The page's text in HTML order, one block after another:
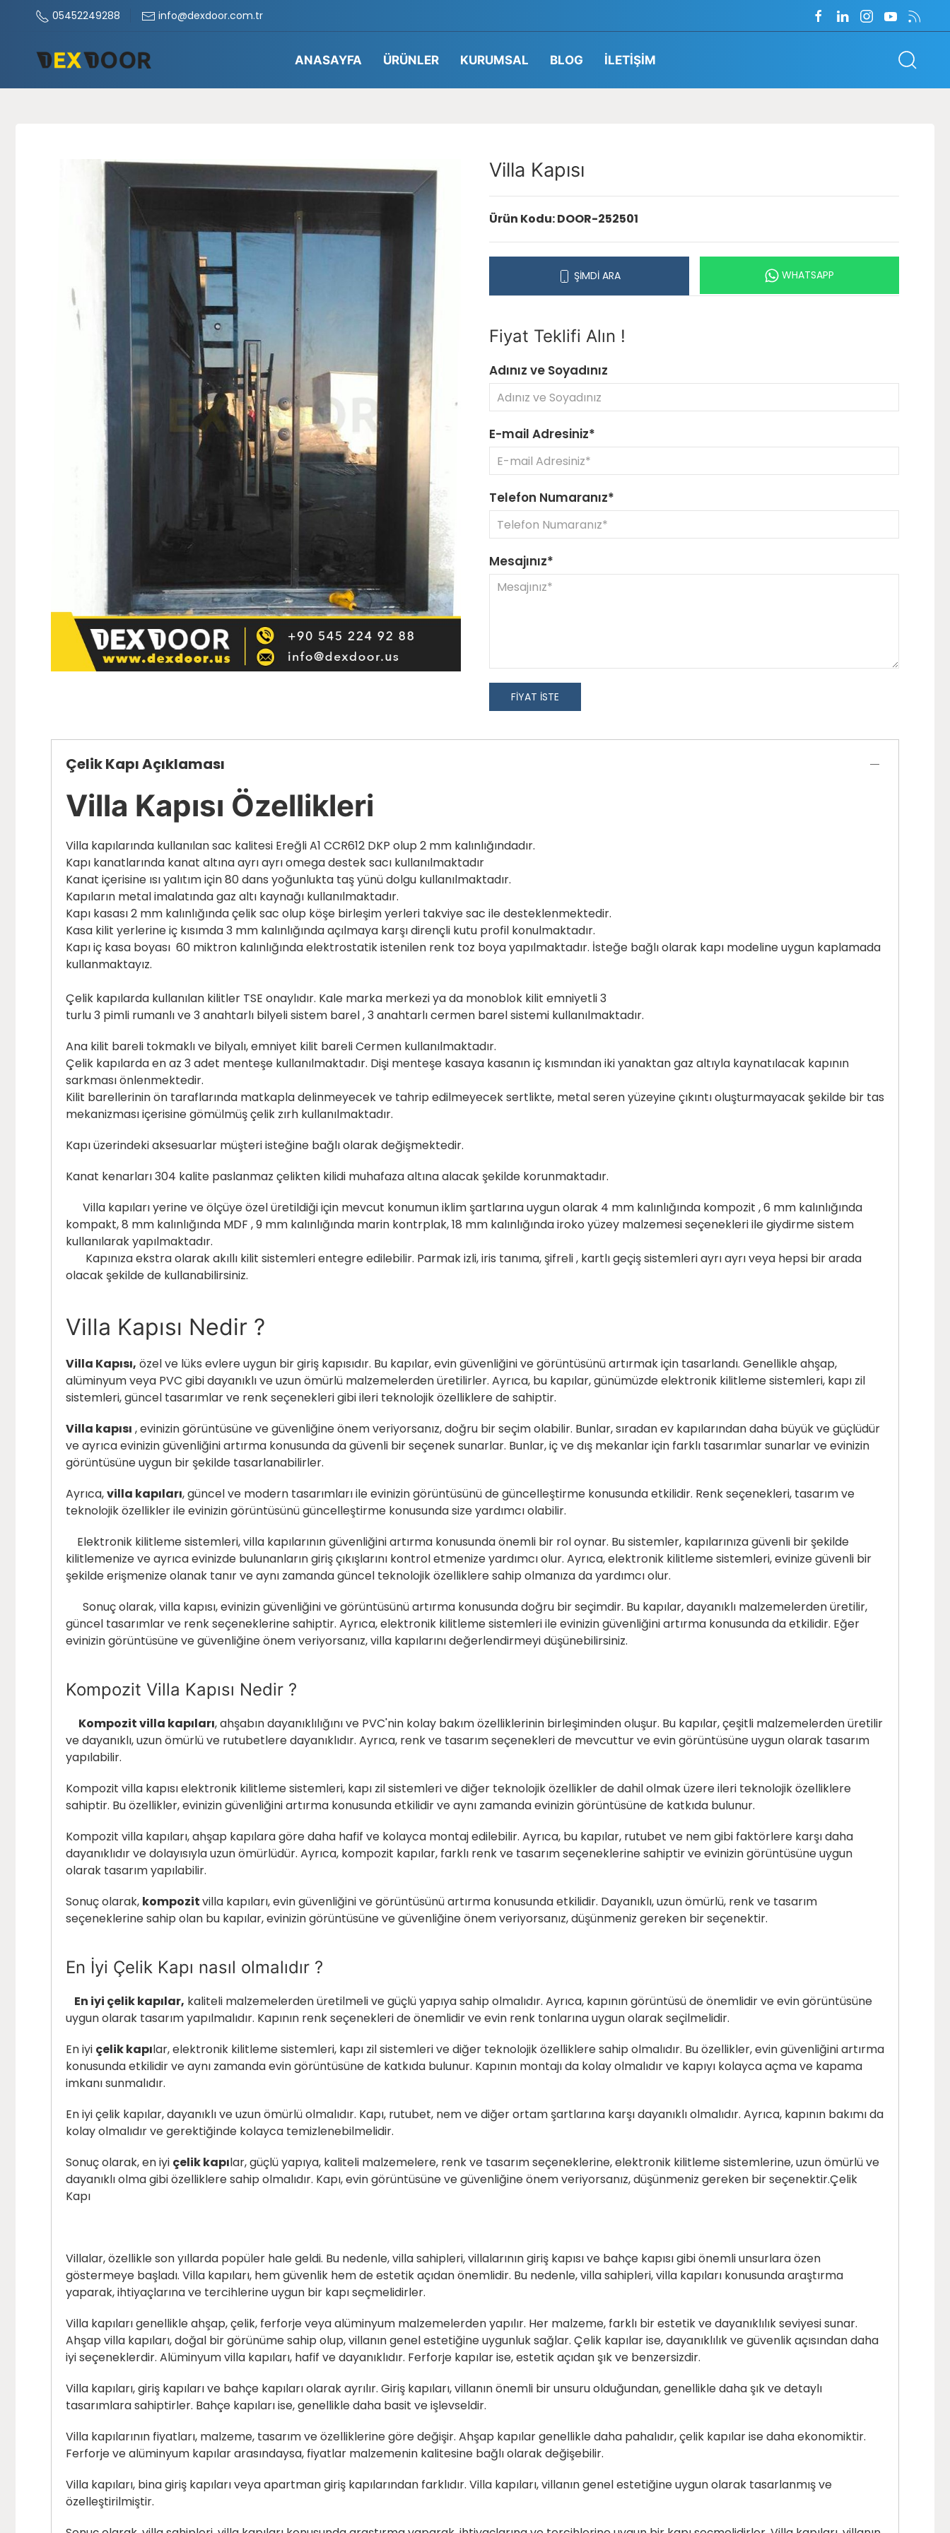
05452249288 info@dexdoor.com.tr
ANASAYFA ÜRÜNLER KURUMSAL BLOG İLETİŞİM
Villa Kapısı
Ürün Kodu: DOOR-252501
ŞİMDİ ARA WHATSAPP
Fiyat Teklifi Alın !
Adınız ve Soyadınız
E-mail Adresiniz*
Telefon Numaranız*
Mesajınız*
FİYAT İSTE
Çelik Kapı Açıklaması
Villa Kapısı Özellikleri
Villa kapılarında kullanılan sac kalitesi Ereğli A1 CCR612 DKP olup 2 mm kalınlığındadır.
Kapı kanatlarında kanat altına ayrı ayrı omega destek sacı kullanılmaktadır
Kanat içerisine ısı yalıtım için 80 dans yoğunlukta taş yünü dolgu kullanılmaktadır.
Kapıların metal imalatında gaz altı kaynağı kullanılmaktadır.
Kapı kasası 2 mm kalınlığında çelik sac olup köşe birleşim yerleri takviye sac ile desteklenmektedir.
Kasa kilit yerlerine iç kısımda 3 mm kalınlığında açılmaya karşı dirençli kutu profil konulmaktadır.
Kapı iç kasa boyası 60 miktron kalınlığında elektrostatik istenilen renk toz boya yapılmaktadır. İsteğe bağlı olarak kapı modeline uygun kaplamada
kullanmaktayız.
Çelik kapılarda kullanılan kilitler TSE onaylıdır. Kale marka merkezi ya da monoblok kilit emniyetli 3
turlu 3 pimli rumanlı ve 3 anahtarlı bilyeli sistem barel , 3 anahtarlı cermen barel sistemi kullanılmaktadır.
Ana kilit bareli tokmaklı ve bilyalı, emniyet kilit bareli Cermen kullanılmaktadır.
Çelik kapılarda en az 3 adet menteşe kullanılmaktadır. Dişi menteşe kasaya kasanın iç kısmından iki yanaktan gaz altıyla kaynatılacak kapının
sarkması önlenmektedir.
Kilit barellerinin ön taraflarında matkapla delinmeyecek ve tahrip edilmeyecek sertlikte, metal seren yüzeyine çıkıntı oluşturmayacak şekilde bir tas
mekanizması içerisine gömülmüş çelik zırh kullanılmaktadır.
Kapı üzerindeki aksesuarlar müşteri isteğine bağlı olarak değişmektedir.
Kanat kenarları 304 kalite paslanmaz çelikten kilidi muhafaza altına alacak şekilde korunmaktadır.
Villa kapıları yerine ve ölçüye özel üretildiği için mevcut konumun iklim şartlarına uygun olarak 4 mm kalınlığında kompozit , 6 mm kalınlığında
kompakt, 8 mm kalınlığında MDF , 9 mm kalınlığında marin kontrplak, 18 mm kalınlığında iroko yüzey malzemesi seçenekleri ile giydirme sistem
kullanılarak yapılmaktadır.
Kapınıza ekstra olarak akıllı kilit sistemleri entegre edilebilir. Parmak izli, iris tanıma, şifreli , kartlı geçiş sistemleri ayrı ayrı veya hepsi bir arada
olacak şekilde de kullanabilirsiniz.
Villa Kapısı Nedir ?
Villa Kapısı, özel ve lüks evlere uygun bir giriş kapısıdır. Bu kapılar, evin güvenliğini ve görüntüsünü artırmak için tasarlandı. Genellikle ahşap,
alüminyum veya PVC gibi dayanıklı ve uzun ömürlü malzemelerden üretilirler. Ayrıca, bu kapılar, günümüzde elektronik kilitleme sistemleri, kapı zil
sistemleri, güncel tasarımlar ve renk seçenekleri gibi ileri teknolojik özelliklere de sahiptir.
Villa kapısı , evinizin görüntüsüne ve güvenliğine önem veriyorsanız, doğru bir seçim olabilir. Bunlar, sıradan ev kapılarından daha büyük ve güçlüdür
ve ayrıca evinizin güvenliğini artırma konusunda da güvenli bir seçenek sunarlar. Bunlar, iç ve dış mekanlar için farklı tasarımlar sunarlar ve evinizin
görüntüsüne uygun bir şekilde tasarlanabilirler.
Ayrıca,villa kapıları, güncel ve modern tasarımları ile evinizin görüntüsünü de güncelleştirme konusunda etkilidir. Renk seçenekleri, tasarım ve
teknolojik özellikler ile evinizin görüntüsünü güncelleştirme konusunda size yardımcı olabilir.
Elektronik kilitleme sistemleri, villa kapılarının güvenliğini artırma konusunda önemli bir rol oynar. Bu sistemler, kapılarınıza güvenli bir şekilde
kilitlemenize ve ayrıca evinizde bulunanların giriş çıkışlarını kontrol etmenize yardımcı olur. Ayrıca, elektronik kilitleme sistemleri, evinize güvenli bir
şekilde erişmenize olanak tanır ve aynı zamanda güncel teknolojik özelliklere sahip olmanıza da yardımcı olur.
Sonuç olarak, villa kapısı, evinizin güvenliğini ve görüntüsünü artırma konusunda doğru bir seçimdir. Bu kapılar, dayanıklı malzemelerden üretilir,
güncel tasarımlar ve renk seçeneklerine sahiptir. Ayrıca, elektronik kilitleme sistemleri ile evinizin güvenliğini artırma konusunda da etkilidir. Eğer
evinizin görüntüsüne ve güvenliğine önem veriyorsanız, villa kapılarını değerlendirmeyi düşünebilirsiniz.
Kompozit Villa Kapısı Nedir ?
Kompozit villa kapıları, ahşabın dayanıklılığını ve PVC'nin kolay bakım özelliklerinin birleşiminden oluşur. Bu kapılar, çeşitli malzemelerden üretilir
ve dayanıklı, uzun ömürlü ve rutubetlere dayanıklıdır. Ayrıca, renk ve tasarım seçenekleri de mevcuttur ve evin görüntüsüne uygun olarak tasarım
yapılabilir.
Kompozit villa kapısıelektronik kilitleme sistemleri, kapı zil sistemleri ve diğer teknolojik özellikler de dahil olmak üzere ileri teknolojik özelliklere
sahiptir. Bu özellikler, evinizin güvenliğini artırma konusunda etkilidir ve aynı zamanda evinizin görüntüsüne de katkıda bulunur.
Kompozit villa kapıları, ahşap kapılara göre daha hafif ve kolayca montaj edilebilir. Ayrıca, bu kapılar, rutubet ve nem gibi faktörlere karşı daha
dayanıklıdır ve dolayısıyla uzun ömürlüdür. Ayrıca, kompozit kapılar, farklı renk ve tasarım seçeneklerine sahiptir ve evinizin görüntüsüne uygun
olarak tasarım yapılabilir.
Sonuç olarak, kompozitvilla kapıları, evin güvenliğini ve görüntüsünü artırma konusunda etkilidir. Dayanıklı, uzun ömürlü, renk ve tasarım
seçeneklerine sahip olan bu kapılar, evinizin görüntüsüne ve güvenliğine önem veriyorsanız, düşünmeniz gereken bir seçenektir.
En İyi Çelik Kapı nasıl olmalıdır ?
En iyi çelik kapılar, kaliteli malzemelerden üretilmeli ve güçlü yapıya sahip olmalıdır. Ayrıca, kapının görüntüsü de önemlidir ve evin görüntüsüne
uygun olarak tasarım yapılmalıdır. Kapının renk seçenekleri de önemlidir ve evin renk tonlarına uygun olarak seçilmelidir.
En iyi çelik kapılar, elektronik kilitleme sistemleri, kapı zil sistemleri ve diğer teknolojik özelliklere sahip olmalıdır. Bu özellikler, evin güvenliğini artırma
konusunda etkilidir ve aynı zamanda evin görüntüsüne de katkıda bulunur. Kapının montajı da kolay olmalıdır ve kapıyı kolayca açma ve kapama
imkanı sunmalıdır.
En iyi çelik kapılar, dayanıklı ve uzun ömürlü olmalıdır. Kapı, rutubet, nem ve diğer ortam şartlarına karşı dayanıklı olmalıdır. Ayrıca, kapının bakımı da
kolay olmalıdır ve gerektiğinde kolayca temizlenebilmelidir.
Sonuç olarak, en iyi çelik kapılar, güçlü yapıya, kaliteli malzemelere, renk ve tasarım seçeneklerine, elektronik kilitleme sistemlerine, uzun ömürlü ve
dayanıklı olma gibi özelliklere sahip olmalıdır. Kapı, evin görüntüsüne ve güvenliğine önem veriyorsanız, düşünmeniz gereken bir seçenektir.Çelik
Kapı
Villalar, özellikle son yıllarda popüler hale geldi. Bu nedenle, villa sahipleri, villalarının giriş kapısı ve bahçe kapısı gibi önemli unsurlara özen
göstermeye başladı. Villa kapıları, hem güvenlik hem de estetik açıdan önemlidir. Bu nedenle, villa sahipleri, villa kapıları konusunda araştırma
yaparak, ihtiyaçlarına ve tercihlerine uygun bir kapı seçmelidirler.
Villa kapıları genellikle ahşap, çelik, ferforje veya alüminyum malzemelerden yapılır. Her malzeme, farklı bir estetik ve dayanıklılık seviyesi sunar.
Ahşap villa kapıları, doğal bir görünüme sahip olup, villanın genel estetiğine uygunluk sağlar. Çelik kapılar ise, dayanıklılık ve güvenlik açısından daha
iyi seçeneklerdir. Alüminyum villa kapıları, hafif ve dayanıklıdır. Ferforje kapılar ise, estetik açıdan şık ve benzersizdir.
Villa kapıları, giriş kapıları ve bahçe kapıları olarak ayrılır. Giriş kapıları, villanın önemli bir unsuru olduğundan, genellikle daha şık ve detaylı
tasarımlara sahiptirler. Bahçe kapıları ise, genellikle daha basit ve işlevseldir.
Villa kapılarının fiyatları, malzeme, tasarım ve özelliklerine göre değişir. Ahşap kapılar genellikle daha pahalıdır, çelik kapılar ise daha ekonomiktir.
Ferforje ve alüminyum kapılar arasındaysa, fiyatlar malzemenin kalitesine bağlı olarak değişebilir.
Villa kapıları, bina giriş kapıları veya apartman giriş kapılarından farklıdır. Villa kapıları, villanın genel estetiğine uygun olarak tasarlanmış ve
özelleştirilmiştir.